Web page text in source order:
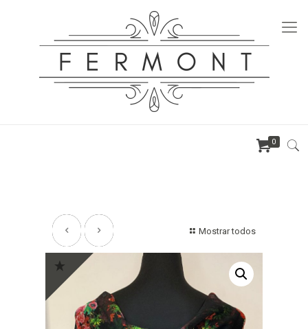
0
Mostrar todos